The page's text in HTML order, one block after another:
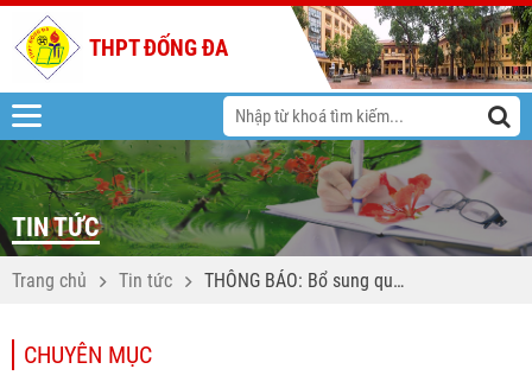
THPT ĐỐNG ĐA
TIN TỨC
Trang chủ Tin tức
THÔNG BÁO: Bổ sung quy
CHUYÊN MỤC